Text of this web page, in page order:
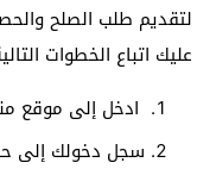
لتقديم طلب الصلح
عليك اتباع الخطوات
ادخل إلى موقع
سجل دخولك إلى